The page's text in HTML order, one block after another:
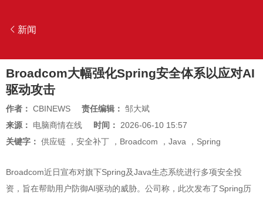
新闻
Broadcom大幅强化Spring安全体系以应对AI
驱动攻击
作者： CBINEWS 责任编辑： 邹大斌
来源： 电脑商情在线 时间： 2026-06-10 15:57
关键字： 供应链 ， 安全补丁 ， Broadcom ， Java ， Spring
Broadcom近日宣布对旗下Spring及Java生态系统进行多项安全投
资，旨在帮助用户防御AI驱动的威胁。公司称，此次发布了Spring历